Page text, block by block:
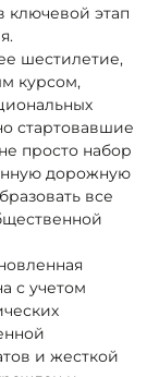
ключевой этап
шестилетие,
курсом,
стартовавшие
просто набор
дорожную
все
с учетом
и жесткой